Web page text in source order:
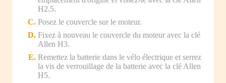
H2.5.
Posez le couvercle sur le moteur.
Fixez à nouveau le couvercle du moteur avec la clé
Allen H3.
Remettez la batterie dans le vélo électrique et serrez
la vis de verrouillage de la batterie avec la clé Allen
H5.